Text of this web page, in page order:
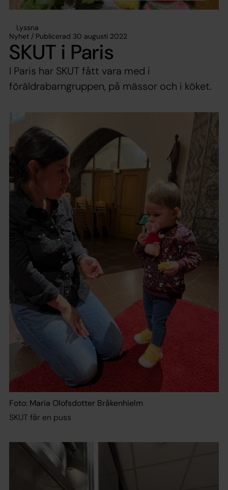
Lyssna
Nyhet / Publicerad 30 augusti 2022
SKUT i Paris
I Paris har SKUT fått vara med i
föräldrabarngruppen, på mässor och i köket.
Foto: Maria Olofsdotter Bråkenhielm
SKUT får en puss